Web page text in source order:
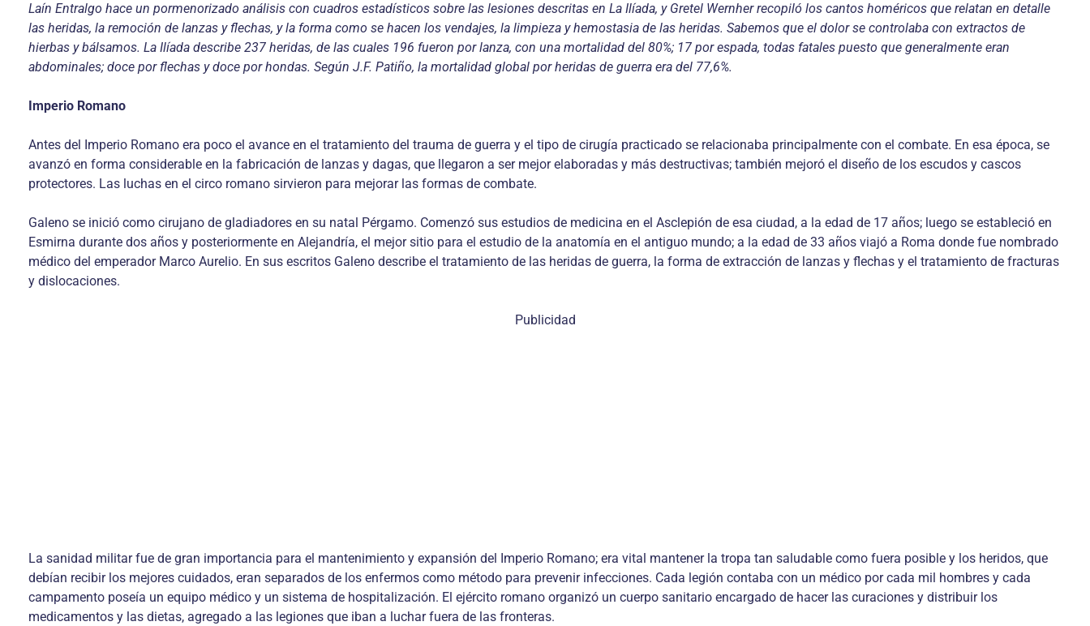
Laín Entralgo hace un pormenorizado análisis con cuadros estadísticos sobre las lesiones descritas en La Ilíada, y Gretel Wernher recopiló los cantos homéricos que relatan en detalle
las heridas, la remoción de lanzas y flechas, y la forma como se hacen los vendajes, la limpieza y hemostasia de las heridas. Sabemos que el dolor se controlaba con extractos de
hierbas y bálsamos. La Ilíada describe 237 heridas, de las cuales 196 fueron por lanza, con una mortalidad del 80%; 17 por espada, todas fatales puesto que generalmente eran
abdominales; doce por flechas y doce por hondas. Según J.F. Patiño, la mortalidad global por heridas de guerra era del 77,6%.
Imperio Romano
Antes del Imperio Romano era poco el avance en el tratamiento del trauma de guerra y el tipo de cirugía practicado se relacionaba principalmente con el combate. En esa época, se
avanzó en forma considerable en la fabricación de lanzas y dagas, que llegaron a ser mejor elaboradas y más destructivas; también mejoró el diseño de los escudos y cascos
protectores. Las luchas en el circo romano sirvieron para mejorar las formas de combate.
Galeno se inició como cirujano de gladiadores en su natal Pérgamo. Comenzó sus estudios de medicina en el Asclepión de esa ciudad, a la edad de 17 años; luego se estableció en
Esmirna durante dos años y posteriormente en Alejandría, el mejor sitio para el estudio de la anatomía en el antiguo mundo; a la edad de 33 años viajó a Roma donde fue nombrado
médico del emperador Marco Aurelio. En sus escritos Galeno describe el tratamiento de las heridas de guerra, la forma de extracción de lanzas y flechas y el tratamiento de fracturas
y dislocaciones.
Publicidad
La sanidad militar fue de gran importancia para el mantenimiento y expansión del Imperio Romano; era vital mantener la tropa tan saludable como fuera posible y los heridos, que
debían recibir los mejores cuidados, eran separados de los enfermos como método para prevenir infecciones. Cada legión contaba con un médico por cada mil hombres y cada
campamento poseía un equipo médico y un sistema de hospitalización. El ejército romano organizó un cuerpo sanitario encargado de hacer las curaciones y distribuir los
medicamentos y las dietas, agregado a las legiones que iban a luchar fuera de las fronteras.